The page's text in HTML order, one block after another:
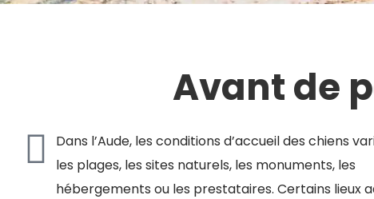
Avant de
Dans l’Aude, les conditions d’accueil des chiens
les plages, les sites naturels, les monuments, les
hébergements ou les prestataires. Certains lieux